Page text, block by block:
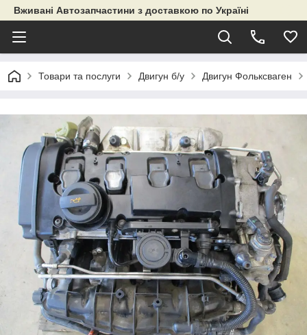
Вживані Автозапчастини з доставкою по Україні
Товари та послуги Двигун б/у Двигун Фольксваген